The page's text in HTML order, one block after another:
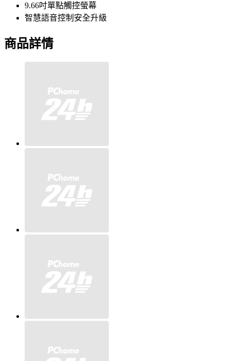
9.66吋單點觸控螢幕
智慧語音控制安全升級
商品詳情